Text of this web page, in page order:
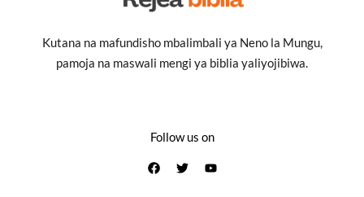
Kutana na mafundisho mbalimbali ya Neno la Mungu,
pamoja na maswali mengi ya biblia yaliyojibiwa.
Follow us on